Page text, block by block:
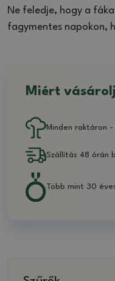
Ne feledje, hogy a
fagymentes napokon,
Miért
Minden raktáron
Szállítás 48 órán
Több mint 30